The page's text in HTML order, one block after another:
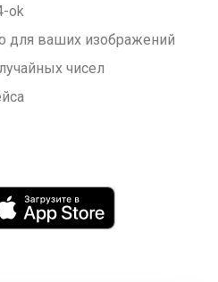
ok
для ваших изображений
чисел